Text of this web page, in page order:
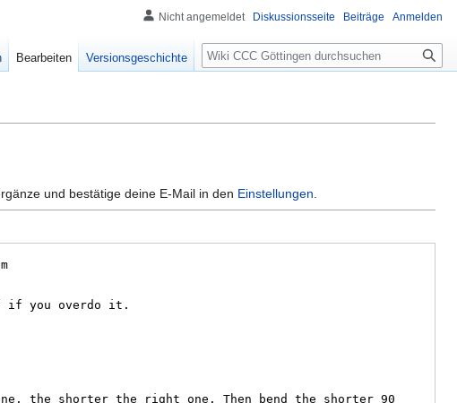
und bestätige deine E-Mail in den Einstellungen
Nicht angemeldet Diskussionsseite Beiträge Anmelden
Bearbeiten Versionsgeschichte